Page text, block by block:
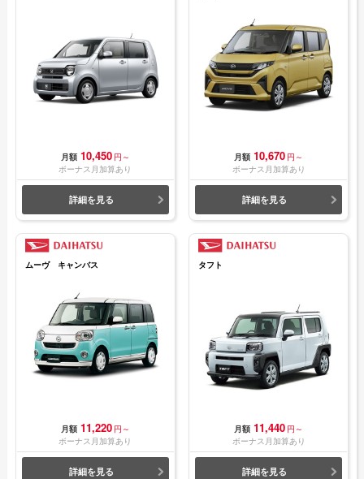
月額 10,450 円～
ボーナス月加算あり
詳細を見る
月額 10,670 円～
ボーナス月加算あり
詳細を見る
ムーヴ キャンバス
月額 11,220 円～
ボーナス月加算あり
詳細を見る
タフト
月額 11,440 円～
ボーナス月加算あり
詳細を見る